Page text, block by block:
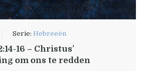
Serie:Hebreeën
16 – Christus’
om ons te redden